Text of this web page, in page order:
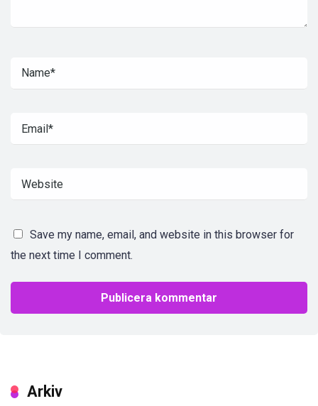
Save my name, email, and website in this browser for
the next time I comment.
Arkiv